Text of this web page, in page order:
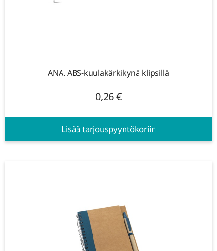
ANA. ABS-kuulakärkikynä klipsillä
0,26€
Lisää tarjouspyyntökoriin